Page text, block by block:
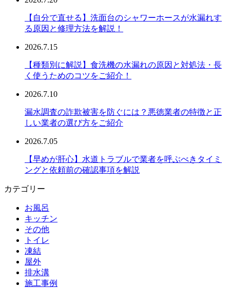
【自分で直せる】洗面台のシャワーホースが水漏れす
る原因と修理方法を解説！
2026.7.15
【種類別に解説】食洗機の水漏れの原因と対処法・長
く使うためのコツをご紹介！
2026.7.10
漏水調査の詐欺被害を防ぐには？悪徳業者の特徴と正
しい業者の選び方をご紹介
2026.7.05
【早めが肝心】水道トラブルで業者を呼ぶべきタイミ
ングと依頼前の確認事項を解説
カテゴリー
お風呂
キッチン
その他
トイレ
凍結
屋外
排水溝
施工事例